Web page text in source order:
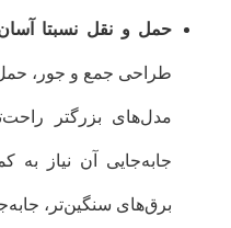
حمل و نقل نسبتا
طراحی جمع و جور،
مدل‌های بزرگتر
جابه‌جایی آن نیاز به
برق‌های سنگین‌تر،